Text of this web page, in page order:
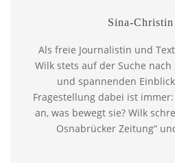
Sina-
Als freie Journalistin und
Wilk stets auf der Suche
und spannenden
Fragestellung dabei ist
an, was bewegt sie? Wilk
Osnabrücker Zeitung“